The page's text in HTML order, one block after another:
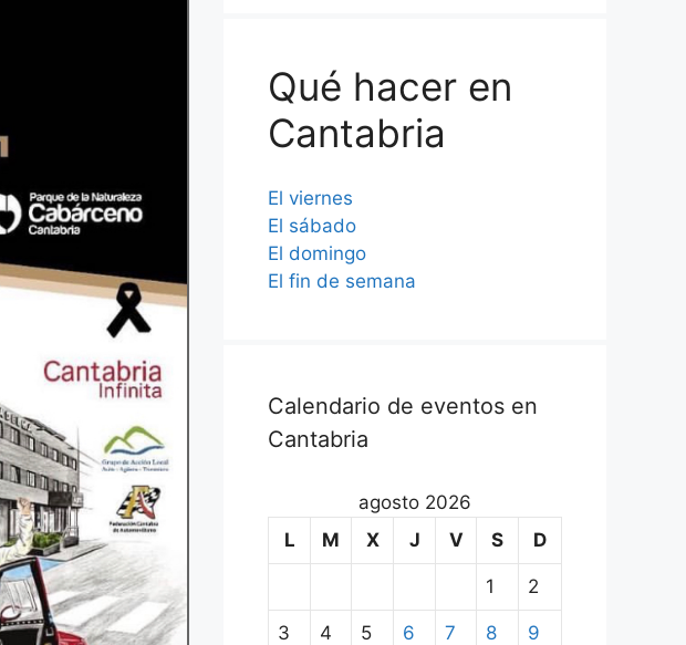
Qué hacer en
Cantabria
El viernes
El sábado
El domingo
El fin de semana
Calendario de eventos en
Cantabria
agosto 2026
L
M X J V S D
1 2
3 4 5 6 7 8 9